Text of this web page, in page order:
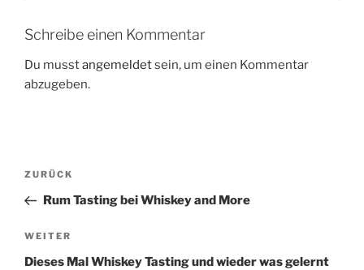
Schreibe einen Kommentar
Du musstangemeldetsein, um einen Kommentar
abzugeben.
Beitragsnavigation
Vorheriger
Beitrag
ZURÜCK
Rum Tasting bei Whiskey and More
Nächster
Beitrag
WEITER
Dieses Mal Whiskey Tasting und wieder was gelernt